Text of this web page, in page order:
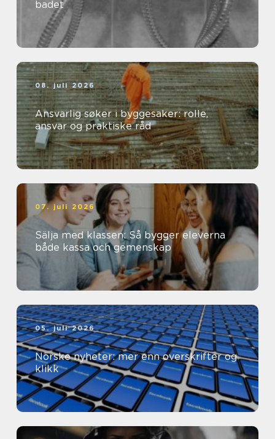
badet
08. juli 2026
Ansvarlig søker i byggesaker: rolle,
ansvar og praktiske råd
07. juli 2026
Sälja med klassen: Så bygger eleverna
både kassa och gemenskap
05. juli 2026
Norske nyheter: mer enn overskrifter og
klikk